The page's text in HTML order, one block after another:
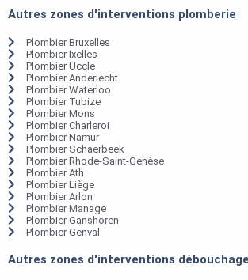
Autres zones d'interventions plomberie
Plombier Bruxelles
Plombier Ixelles
Plombier Uccle
Plombier Anderlecht
Plombier Waterloo
Plombier Tubize
Plombier Mons
Plombier Charleroi
Plombier Namur
Plombier Schaerbeek
Plombier Rhode-Saint-Genèse
Plombier Ath
Plombier Liège
Plombier Arlon
Plombier Manage
Plombier Ganshoren
Plombier Genval
Autres zones d'interventions débouchage